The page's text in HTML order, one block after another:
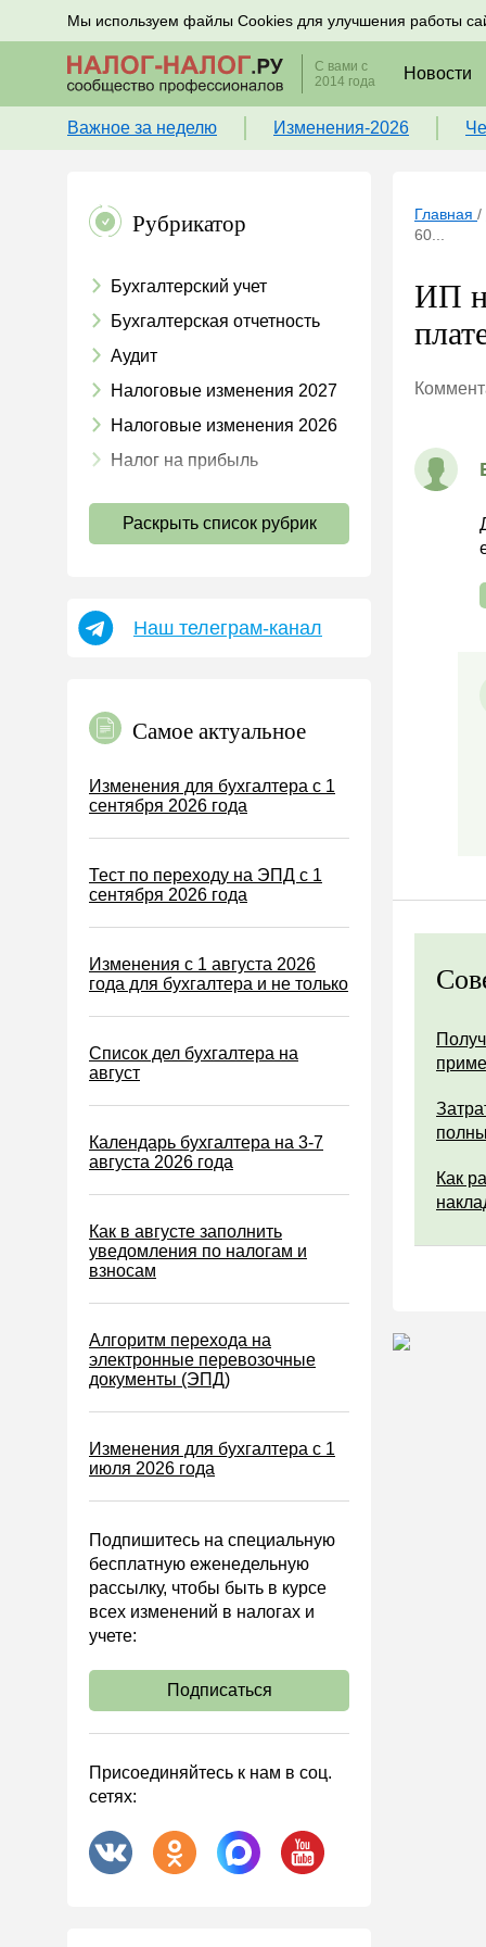
Мы используем файлы Cookies для улучшения работы
Подписывайтесь на новости по налогам, учету и
С вами с
2014 года
Новости
Важное за неделю Изменения-2026
Рубрикатор
Бухгалтерский учет
Бухгалтерская отчетность
Аудит
Налоговые изменения 2027
Налоговые изменения 2026
Налог на прибыль
Страховые взносы 2026
УСН
Земельный налог
Налог на рекламу
Торговый сбор
Туристический налог
Водный налог
Экологический налог
Налог на игорный бизнес
Акцизы
Возврат и зачет налогов
Налоговые проверки
Ответственность
Статистика
Онлайн-кассы ККТ ККМ
Управленческий учет
Анализ хозяйственной
Охрана труда и аттестация
Охрана труда
Налоговое планирование
Финансовый контроль
Договоры
ООО
АО
Госзакупки
Раскрыть список рубрик
Наш телеграм-канал
Самое актуальное
Изменения для бухгалтера с 1
сентября 2026 года
Тест по переходу на ЭПД с 1
сентября 2026 года
Изменения с 1 августа 2026
года для бухгалтера и не только
Список дел бухгалтера на
август
Календарь бухгалтера на 3-7
августа 2026 года
Как в августе заполнить
уведомления по налогам и
взносам
Алгоритм перехода на
электронные перевозочные
документы (ЭПД)
Изменения для бухгалтера с 1
июля 2026 года
Подпишитесь на специальную
бесплатную еженедельную
рассылку, чтобы быть в курсе
всех изменений в налогах и
учете:
Подписаться
Присоединяйтесь к нам в соц.
сетях:
Главная /
60...
ИП
Как